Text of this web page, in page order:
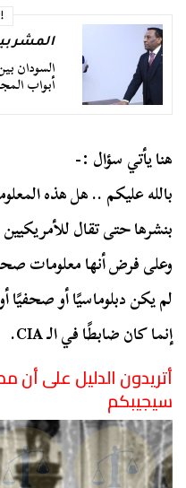
السودان
أبواب
هنا يأتي سؤال :-
بالله عليكم .. هل هذه
بنشرها حتى تقال
وعلى فرض أنها معلومات
لم يكن دبلوماسيًا أو
إنما كان ضابطًا في الـ CIA.
أتريدون الدليل على
سيجيبكم